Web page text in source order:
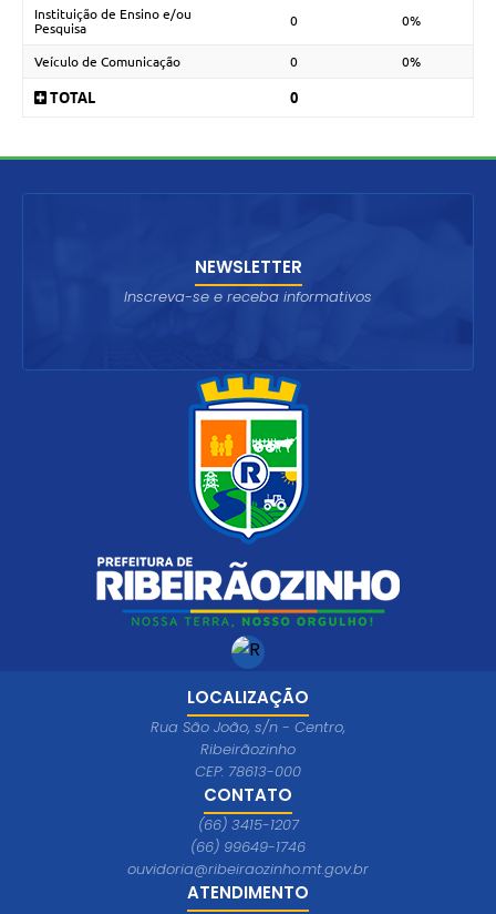
Instituição de Ensino e/ou
Pesquisa
0 0%
Veículo de Comunicação 0 0%
TOTAL 0
LOCALIZAÇÃO
Rua São João, s/n - Centro,
Ribeirãozinho
CEP: 78613-000
CONTATO
(66) 3415-1207
(66) 99649-1746
ouvidoria@ribeiraozinho.mt.gov.br
ATENDIMENTO
NEWSLETTER
Inscreva-se e receba informativos